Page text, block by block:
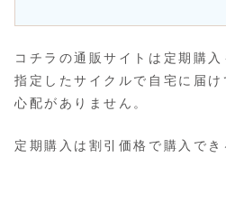
コチラの通販サイトは定期購入
指定したサイクルで自宅に届
心配がありません。
定期購入は割引価格で購入でき